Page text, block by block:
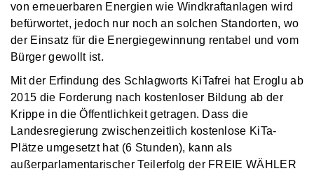
von erneuerbaren Energien wie Windkraftanlagen wird
befürwortet, jedoch nur noch an solchen Standorten, wo
der Einsatz für die Energiegewinnung rentabel und vom
Bürger gewollt ist.
Mit der Erfindung des Schlagworts KiTafrei hat Eroglu ab
2015 die Forderung nach kostenloser Bildung ab der
Krippe in die Öffentlichkeit getragen. Dass die
Landesregierung zwischenzeitlich kostenlose KiTa-
Plätze umgesetzt hat (6 Stunden), kann als
außerparlamentarischer Teilerfolg der FREIE WÄHLER